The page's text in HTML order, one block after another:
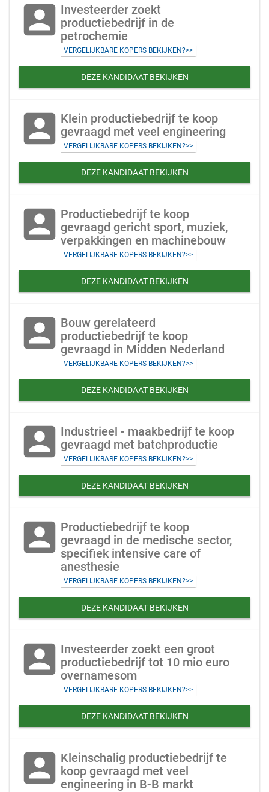
account_box Investeerder zoekt
productiebedrijf in de
petrochemie
VERGELIJKBARE KOPERS BEKIJKEN?>>
DEZE KANDIDAAT BEKIJKEN
account_box Klein productiebedrijf te koop
gevraagd met veel engineering
VERGELIJKBARE KOPERS BEKIJKEN?>>
DEZE KANDIDAAT BEKIJKEN
account_box Productiebedrijf te koop
gevraagd gericht sport, muziek,
verpakkingen en machinebouw
VERGELIJKBARE KOPERS BEKIJKEN?>>
DEZE KANDIDAAT BEKIJKEN
account_box Bouw gerelateerd
productiebedrijf te koop
gevraagd in Midden Nederland
VERGELIJKBARE KOPERS BEKIJKEN?>>
DEZE KANDIDAAT BEKIJKEN
account_box Industrieel - maakbedrijf te koop
gevraagd met batchproductie
VERGELIJKBARE KOPERS BEKIJKEN?>>
DEZE KANDIDAAT BEKIJKEN
account_box Productiebedrijf te koop
gevraagd in de medische sector,
specifiek intensive care of
anesthesie
VERGELIJKBARE KOPERS BEKIJKEN?>>
DEZE KANDIDAAT BEKIJKEN
account_box Investeerder zoekt een groot
productiebedrijf tot 10 mio euro
overnamesom
VERGELIJKBARE KOPERS BEKIJKEN?>>
DEZE KANDIDAAT BEKIJKEN
account_box Kleinschalig productiebedrijf te
koop gevraagd met veel
engineering in B-B markt